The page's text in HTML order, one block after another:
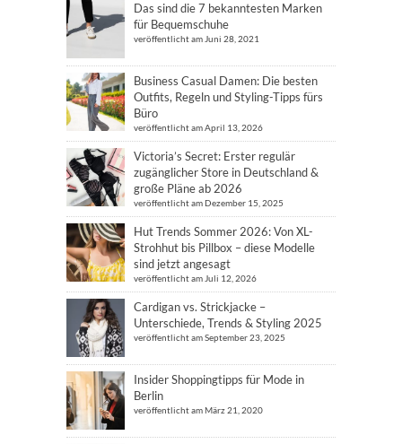
Das sind die 7 bekanntesten Marken
für Bequemschuhe
veröffentlicht am Juni 28, 2021
Business Casual Damen: Die besten
Outfits, Regeln und Styling-Tipps fürs
Büro
veröffentlicht am April 13, 2026
Victoria’s Secret: Erster regulär
zugänglicher Store in Deutschland &
große Pläne ab 2026
veröffentlicht am Dezember 15, 2025
Hut Trends Sommer 2026: Von XL-
Strohhut bis Pillbox – diese Modelle
sind jetzt angesagt
veröffentlicht am Juli 12, 2026
Cardigan vs. Strickjacke –
Unterschiede, Trends & Styling 2025
veröffentlicht am September 23, 2025
Insider Shoppingtipps für Mode in
Berlin
veröffentlicht am März 21, 2020